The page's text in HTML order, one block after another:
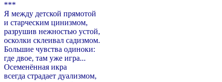
***
Я между детской прямотой
и старческим цинизмом,
разрушив нежностью устой,
осколки склеивал садизмом.
Большие чувства одиноки:
где двое, там уже игра...
Осеменённая икра
всегда страдает дуализмом,